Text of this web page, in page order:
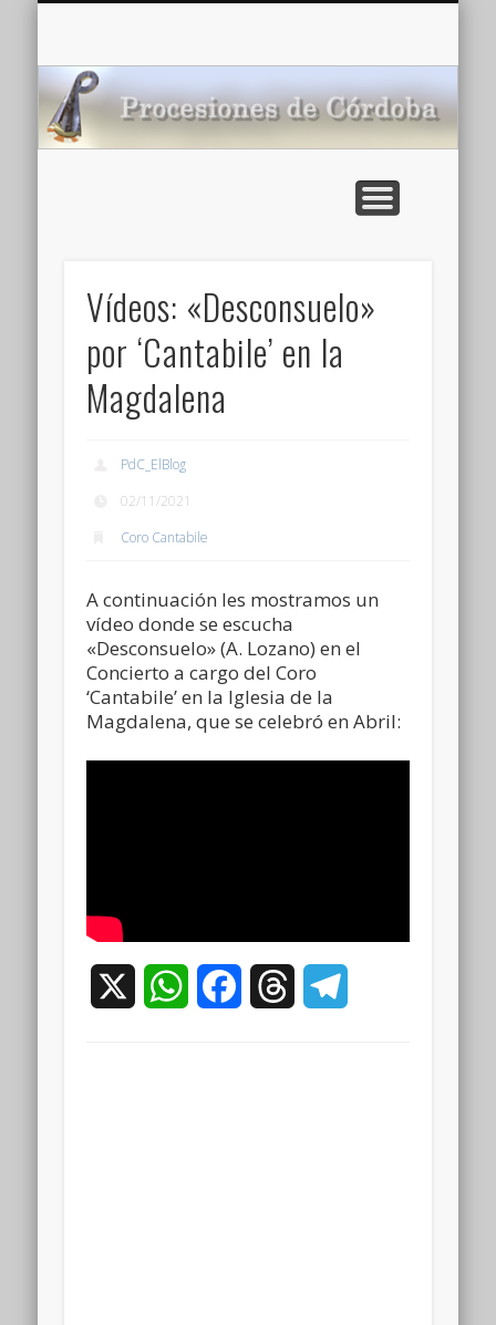
Vídeos: «Desconsuelo»
por ‘Cantabile’ en la
Magdalena
PdC_ElBlog
02/11/2021
Coro Cantabile
A continuación les mostramos un
vídeo donde se escucha
«Desconsuelo» (A. Lozano) en el
Concierto a cargo del Coro
‘Cantabile’ en la Iglesia de la
Magdalena, que se celebró en Abril:
WhatsAppFacebookThreads